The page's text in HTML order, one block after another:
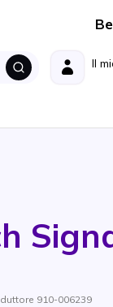
Il
910-006239